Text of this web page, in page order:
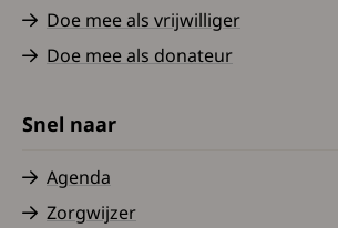
Doe mee als vrijwilliger
Doe mee als donateur
Snel naar
Agenda
Zorgwijzer